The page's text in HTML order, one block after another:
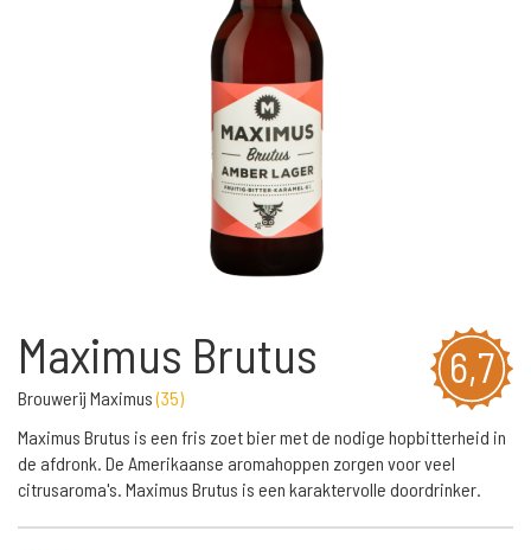
6,7
Maximus Brutus
Brouwerij Maximus(35)
Maximus Brutus is een fris zoet bier met de nodige hopbitterheid in
de afdronk. De Amerikaanse aromahoppen zorgen voor veel
citrusaroma's. Maximus Brutus is een karaktervolle doordrinker.